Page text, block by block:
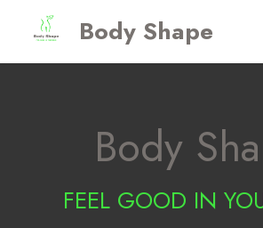
Body Shape
Body
FEEL GOOD IN